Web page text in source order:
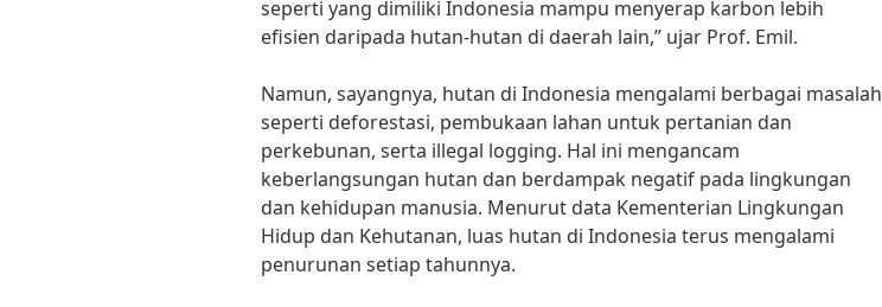
seperti yang dimiliki Indonesia mampu menyerap karbon lebih
efisien daripada hutan-hutan di daerah lain,” ujar Prof. Emil.
Namun, sayangnya, hutan di Indonesia mengalami berbagai masalah
seperti deforestasi, pembukaan lahan untuk pertanian dan
perkebunan, serta illegal logging. Hal ini mengancam
keberlangsungan hutan dan berdampak negatif pada lingkungan
dan kehidupan manusia. Menurut data Kementerian Lingkungan
Hidup dan Kehutanan, luas hutan di Indonesia terus mengalami
penurunan setiap tahunnya.